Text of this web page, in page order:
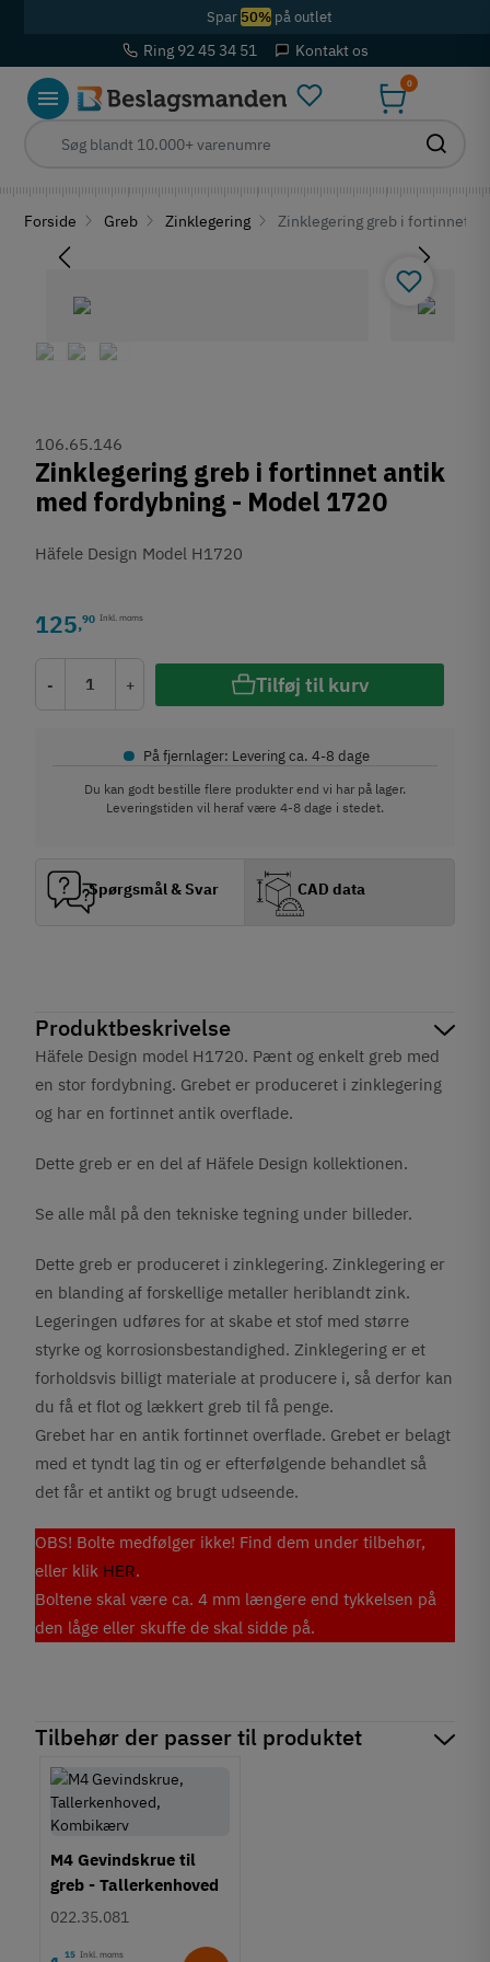
Spar 50%på outlet
Ring 92 45 34 51 Kontakt os
0
Forside Greb Zinklegering Zinklegering greb i fortinnet
Produktbeskrivelse
Häfele Design model H1720. Pænt og enkelt greb med
en stor fordybning. Grebet er produceret i zinklegering
og har enfortinnet antik overflade.
Dette greb er en del af Häfele Design kollektionen.
Se alle mål på den tekniske tegning under billeder.
Dette greb er produceret i zinklegering. Zinklegering er
en blanding af forskellige metaller heriblandt zink.
Legeringen udføres for at skabe et stof med større
styrke og korrosionsbestandighed. Zinklegering er et
forholdsvis billigt materiale at producere i, så derfor kan
du få et flot og lækkert greb til få penge.
Grebet har en antik fortinnet overflade. Grebet er belagt
med et tyndt lag tin og er efterfølgende behandlet så
det får et antikt og brugt udseende.
OBS! Bolte medfølger ikke! Find dem under tilbehør,
eller klik HER.
Boltene skal være ca. 4 mm længere end tykkelsen på
den låge eller skuffe de skal sidde på.
Tilbehør der passer til produktet
M4 Gevindskrue til
greb - Tallerkenhoved
- Krydskærv
022.35.081
15 Inkl. moms
106.65.146
Zinklegering greb i fortinnet antik
med fordybning - Model 1720
Häfele Design Model H1720
125,90 Inkl. moms
- + Tilføj til kurv
• På fjernlager: Levering ca. 4-8 dage
Du kan godt bestille flere produkter end vi har på lager.
Leveringstiden vil heraf være 4-8 dage i stedet.
Spørgsmål & Svar CAD data